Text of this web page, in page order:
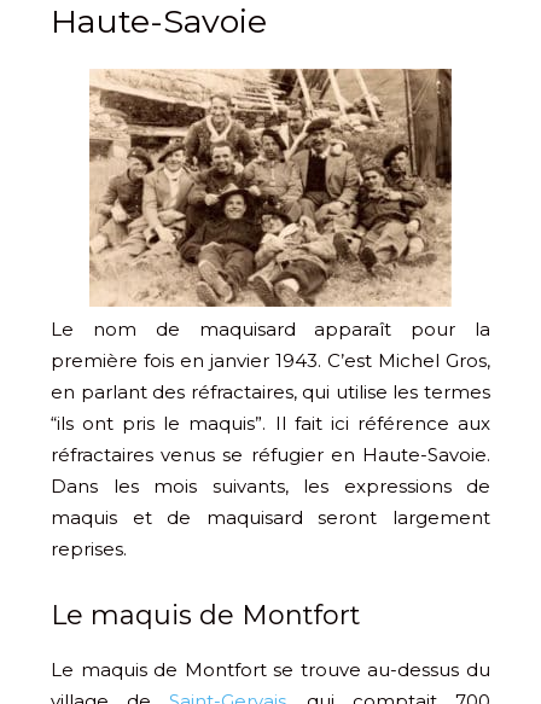
Haute-Savoie
Le nom de maquisard apparaît pour la
première fois en janvier 1943. C’est Michel Gros,
en parlant des réfractaires, qui utilise les termes
“ils ont pris le maquis”. Il fait ici référence aux
réfractaires venus se réfugier en Haute-Savoie.
Dans les mois suivants, les expressions de
maquis et de maquisard seront largement
reprises.
Le maquis de Montfort
Le maquis de Montfort se trouve au-dessus du